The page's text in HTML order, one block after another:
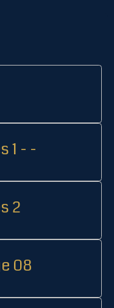
1 - -
2
Doubles à l'échange 08